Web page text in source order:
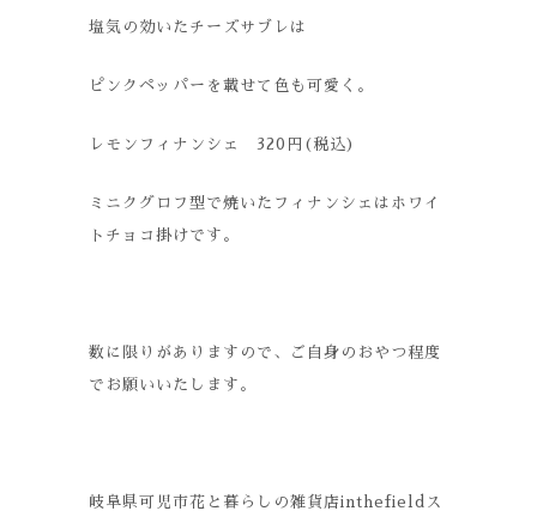
塩気の効いたチーズサブレは
ピンクペッパーを載せて色も可愛く。
レモンフィナンシェ 320円(税込)
ミニクグロフ型で焼いたフィナンシェはホワイ
トチョコ掛けです。
数に限りがありますので、ご自身のおやつ程度
でお願いいたします。
岐阜県可児市花と暮らしの雑貨店inthefieldス